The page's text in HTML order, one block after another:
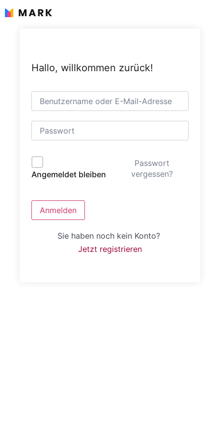
Inhalt
Hallo, willkommen zurück!
Angemeldet bleiben
Passwort
vergessen?
Anmelden
Sie haben noch kein Konto?
Jetzt registrieren